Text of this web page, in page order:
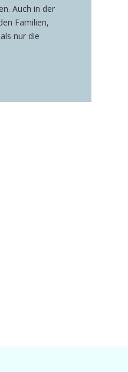
Auch in der
Familien,
nur die